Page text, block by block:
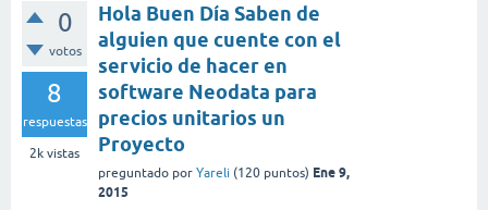
0
votos
8
respuestas
2k vistas
Hola Buen Día Saben de
alguien que cuente con el
servicio de hacer en
software Neodata para
precios unitarios un
Proyecto
preguntado por Yareli (120 puntos) Ene 9,
2015